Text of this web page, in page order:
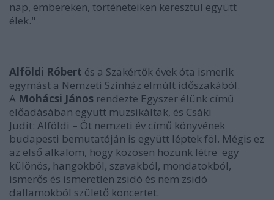
nap, embereken, történeteiken keresztül együtt
élek."
Alföldi Róbert és a Szakértők évek óta ismerik
egymást a Nemzeti Színház elmúlt időszakából.
A Mohácsi János rendezte Egyszer élünk című
előadásában együtt muzsikáltak, és Csáki
Judit: Alföldi – Öt nemzeti év című könyvének
budapesti bemutatóján is együtt léptek föl. Mégis ez
az első alkalom, hogy közösen hozunk létre egy
különös, hangokból, szavakból, mondatokból,
ismerős és ismeretlen zsidó és nem zsidó
dallamokból születő koncertet.